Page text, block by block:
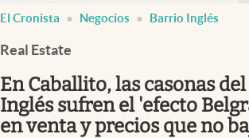
Finanzas y Mercados
Mercados Online
Negocios
Columnistas
El Cronista Negocios Barrio Inglés
Real Estate
En Caballito, las casonas
Inglés sufren el 'efecto
en venta y precios que no